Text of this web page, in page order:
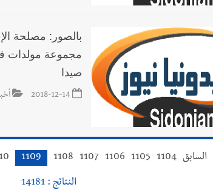
بالصور: مصلحة
مجموعة مولدات
صيدا
2018-12-14
السابق 1104
1105
1106
1107
1108
1109
النتائج : 14181